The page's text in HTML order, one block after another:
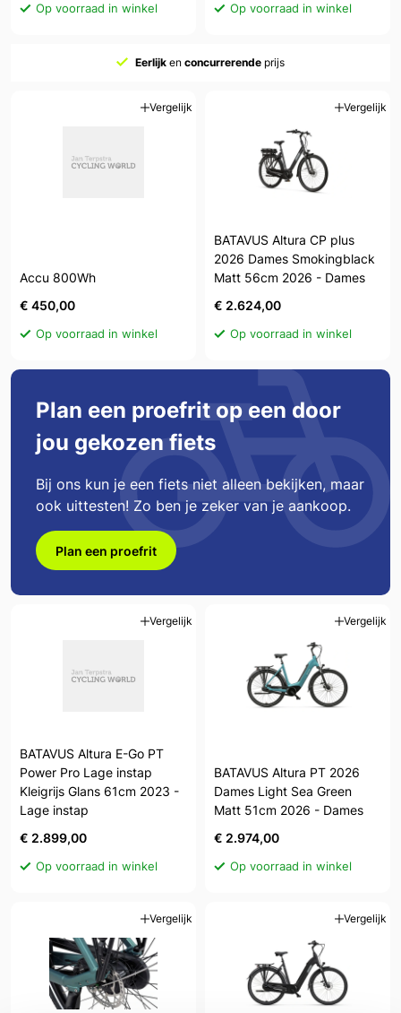
Op voorraad in winkel Op voorraad in winkel
Eerlijk en concurrerende prijs
Vergelijk
Accu 800Wh
€ 450,00
Op voorraad in winkel
Vergelijk
BATAVUS Altura CP plus
2026 Dames Smokingblack
Matt 56cm 2026 - Dames
€ 2.624,00
Op voorraad in winkel
Plan een proefrit op een door
jou gekozen fiets
Bij ons kun je een fiets niet alleen bekijken, maar
ook uittesten! Zo ben je zeker van je aankoop.
Plan een proefrit
Vergelijk
BATAVUS Altura E-Go PT
Power Pro Lage instap
Kleigrijs Glans 61cm 2023 -
Lage instap
€ 2.899,00
Op voorraad in winkel
Vergelijk
BATAVUS Altura PT 2026
Dames Light Sea Green
Matt 51cm 2026 - Dames
€ 2.974,00
Op voorraad in winkel
Vergelijk Vergelijk